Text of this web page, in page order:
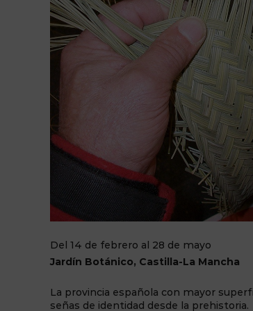
Del 14 de febrero al 28 de mayo
Jardín Botánico, Castilla-La Mancha
La provincia española con mayor
señas de identidad desde la prehistoria.